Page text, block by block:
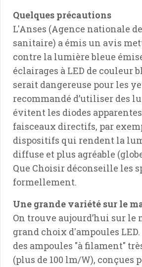
Quelques précautions
L'Anses (Agence nationale
sanitaire) a émis un avis
contre la lumière bleue
éclairages à LED de couleur
serait dangereuse pour les
recommandé d’utiliser des
évitent les diodes
faisceaux directifs, par
dispositifs qui rendent la
diffuse et plus agréable
Que Choisir déconseille les
formellement.
Une grande variété sur le
On trouve aujourd’hui sur le
grand choix d'ampoules
des ampoules "à filament"
(plus de 100 lm/W), conçues